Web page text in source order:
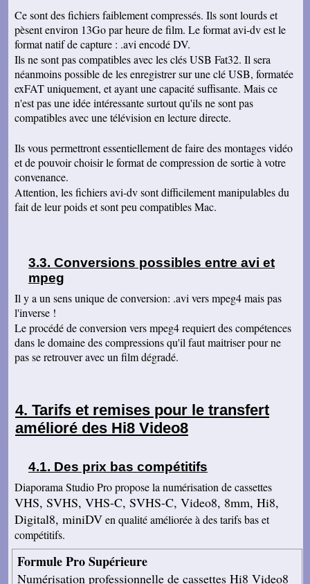
J-Baptise J
Madame, J'ai reçu votre envoi ce matin, et ai
visionné le DVD réalisé. Je vous remercie pour
votre excellent travail et ses modalités de
traitement. Très cordialement,
Bruno B
Bonjour Me Masse Je viens de recevoir le
précieux sésame, résultat d'un précieux travail
réalisé par une précieuse personne. Mon
Eva G
Merci beaucoup j'ai bien recu le colis et je suis
tres contante des films. Je voulais vous
demander si vous faites aussi des vieux films
sur bobines ? J'en ai pas mal de cela aussi.
Cordialement
de 45 min à traiter de la même façon, avec la
qualité vidéo améliorée. Pouvez-vous m'envoyer
un devis pour ce traitement ? D'avance merci
Cordialement
Merci de votre travail efficace et dans les
délais. Très cordialement.
Marie-Françoise D
J'ai bien reçu le paquet ! je me suis délecté déjà
Vincent M
colis reçu parfait merci cldt
du travail que vous avez fait... et je suis très
satisfait ! Je suis même "bluffé" par la qualité
des vidéos, qui me semblent même "meilleures"
qu'en VHF ! Merci beaucoup en tout cas, bien
cordialement.
Frédérique B
Je suis extrêmement heureuse du travail qui a
les formats inimaginables ont pu être traités,
aussi bien pour des négatifs que pour des
Ce sont des fichiers faiblement compressés. Ils sont lourds et
pèsent environ 13Go par heure de film. Le format avi-dv est le
format natif de capture : .avi encodé DV.
Ils ne sont pas compatibles avec les clés USB Fat32. Il sera
néanmoins possible de les enregistrer sur une clé USB, formatée
exFAT uniquement, et ayant une capacité suffisante. Mais ce
n'est pas une idée intéressante surtout qu'ils ne sont pas
compatibles avec une télévision en lecture directe.
Ils vous permettront essentiellement de faire des montages vidéo
et de pouvoir choisir le format de compression de sortie à votre
convenance.
Attention, les fichiers avi-dv sont difficilement manipulables du
fait de leur poids et sont peu compatibles Mac.
Conversions possibles entre avi et
mpeg
Il y a un sens unique de conversion: .avi vers mpeg4 mais pas
l'inverse !
Le procédé de conversion vers mpeg4 requiert des compétences
dans le domaine des compressions qu'il faut maitriser pour ne
pas se retrouver avec un film dégradé.
Tarifs et remises pour le transfert
amélioré des Hi8 Video8
Des prix bas compétitifs
Diaporama Studio Pro propose la numérisation de cassettes
VHS, SVHS, VHS-C, SVHS-C, Video8, 8mm, Hi8,
Digital8, miniDVen qualité améliorée à des tarifs bas et
compétitifs.
Formule Pro Supérieure
Numérisation professionnelle de cassettes Hi8 Video8